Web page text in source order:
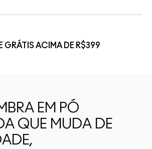
GRÁTIS ACIMA DE R$399
EM PÓ
QUE MUDA DE